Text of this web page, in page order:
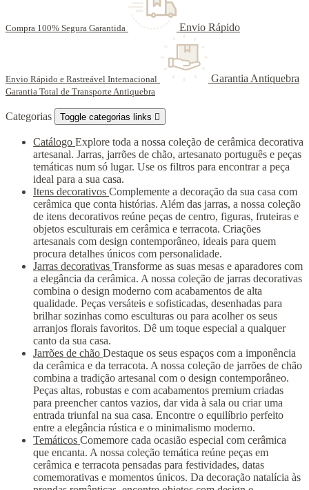
Compra 100% Segura Garantida Envio Rápido
Envio Rápido e Rastreável Internacional Garantia Antiquebra
Garantia Total de Transporte Antiquebra
Categorias Toggle categorias links 
Catálogo Explore toda a nossa coleção de cerâmica decorativa
artesanal. Jarras, jarrões de chão, artesanato português e peças
temáticas num só lugar. Use os filtros para encontrar a peça
ideal para a sua casa.
Itens decorativos Complemente a decoração da sua casa com
cerâmica que conta histórias. Além das jarras, a nossa coleção
de itens decorativos reúne peças de centro, figuras, fruteiras e
objetos esculturais em cerâmica e terracota. Criações
artesanais com design contemporâneo, ideais para quem
procura detalhes únicos com personalidade.
Jarras decorativas Transforme as suas mesas e aparadores com
a elegância da cerâmica. A nossa coleção de jarras decorativas
combina o design moderno com acabamentos de alta
qualidade. Peças versáteis e sofisticadas, desenhadas para
brilhar sozinhas como esculturas ou para acolher os seus
arranjos florais favoritos. Dê um toque especial a qualquer
canto da sua casa.
Jarrões de chão Destaque os seus espaços com a imponência
da cerâmica e da terracota. A nossa coleção de jarrões de chão
combina a tradição artesanal com o design contemporâneo.
Peças altas, robustas e com acabamentos premium criadas
para preencher cantos vazios, dar vida à sala ou criar uma
entrada triunfal na sua casa. Encontre o equilíbrio perfeito
entre a elegância rústica e o minimalismo moderno.
Temáticos Comemore cada ocasião especial com cerâmica
que encanta. A nossa coleção temática reúne peças em
cerâmica e terracota pensadas para festividades, datas
comemorativas e momentos únicos. Da decoração natalícia às